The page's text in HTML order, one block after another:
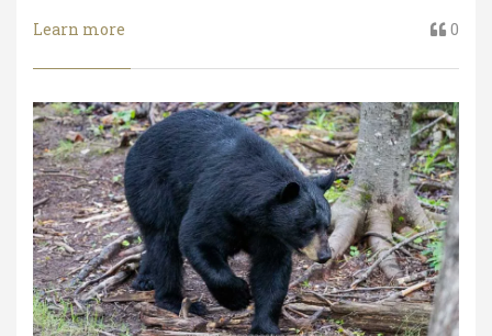
Learn more 0